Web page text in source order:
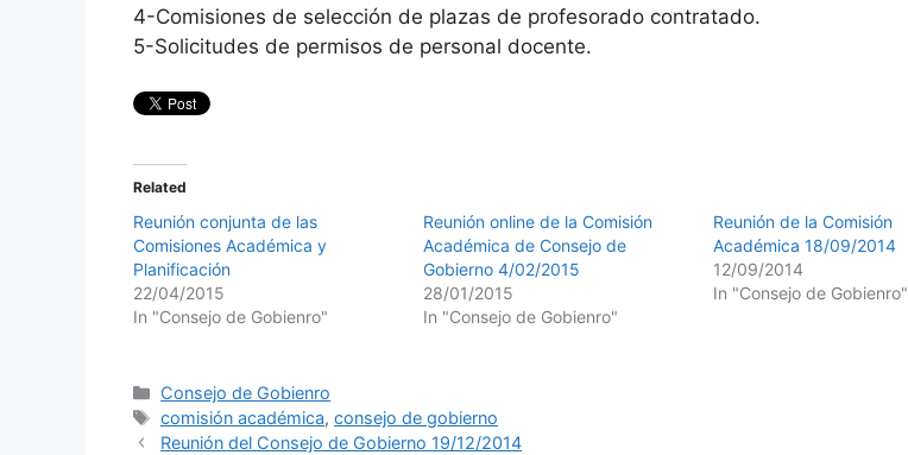
4-Comisiones de selección de plazas de profesorado contratado.
5-Solicitudes de permisos de personal docente.
Related
Reunión conjunta de las
Comisiones Académica y
Planificación
22/04/2015
In "Consejo de Gobienro"
Reunión online de la Comisión
Académica de Consejo de
Gobierno 4/02/2015
28/01/2015
In "Consejo de Gobienro"
Reunión de la Comisión
Académica 18/09/2014
12/09/2014
In "Consejo de Gobienro"
Categories
Consejo de Gobienro
Tags
comisión académica,consejo de gobierno
Reunión del Consejo de Gobierno 19/12/2014